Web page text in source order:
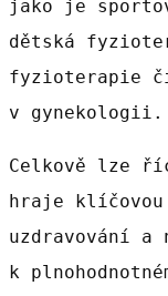
jako je
dětská
fyzioterapie
v gynekologii.
Celkově lze
hraje
uzdravování a
k